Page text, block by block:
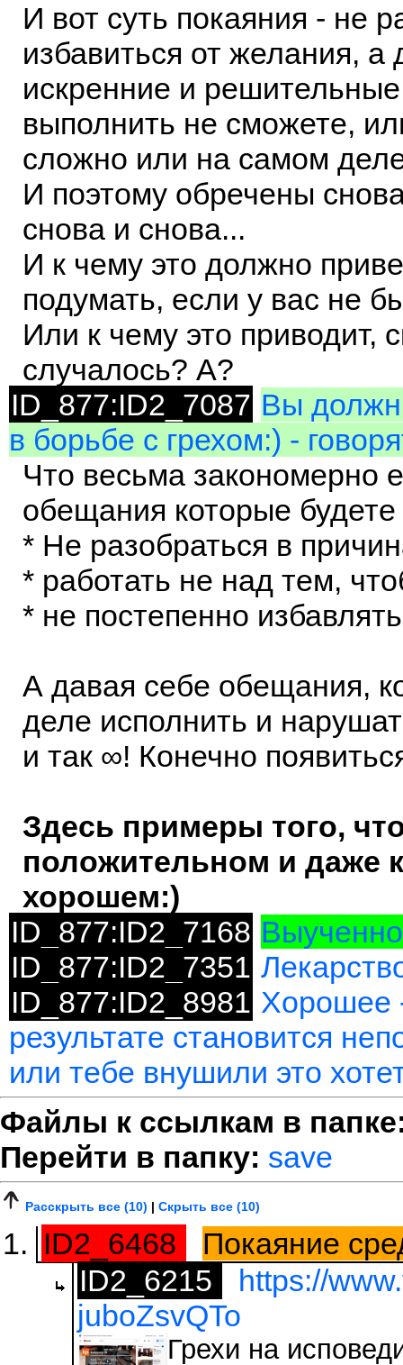
И вот суть покаяния - не
избавиться от желания, а
искренние и
выполнить не сможете,
сложно или на самом
И поэтому обречены
снова и снова...
И к чему это должно
подумать, если у вас не
Или к чему это приводит,
случалось? А?
ID_877:ID2_7087 Вы
в борьбе с грехом:) -
Что весьма закономерно
обещания которые
* Не разобраться в
* работать не над тем,
* не постепенно
А давая себе обещания,
деле исполнить и
и так ∞! Конечно
Здесь примеры того,
положительном и даже
хорошем:)
ID_877:ID2_7168
ID_877:ID2_7351
ID_877:ID2_8981 Хорошее
результате становится
или тебе внушили это
Файлы к ссылкам в
Перейти в папку: save
Расскрыть все (10) | Скрыть все (10)
ID2_6468
Покаяние
ID2_6215
https://
juboZsvQTo
Грехи на